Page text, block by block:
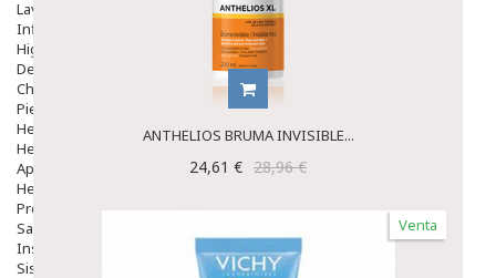
Lavado Ojos
Inflamación Del Oido (otitis)
Higiene Oido
Deshabituación Tabaquismo
Chicles
Piel
Herpes Y Hongos
Heridas Y úlceras
Aparato Genital
Hemorroides
Protectores Y Emolientes
Salud
Insomnio
Sistema Nervioso
ANTHELIOS BRUMA INVISIBLE...
24,61 € 28,96 €
Venta